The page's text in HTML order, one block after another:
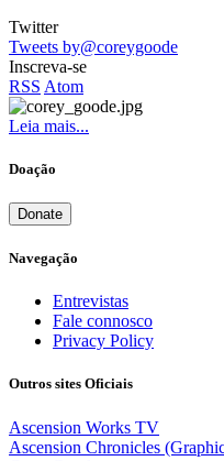
Twitter
Tweets by@coreygoode
Inscreva-se
RSS Atom
Leia mais...
Doação
Donate
Navegação
Entrevistas
Fale connosco
Privacy Policy
Outros sites Oficiais
Ascension Works TV
Ascension Chronicles